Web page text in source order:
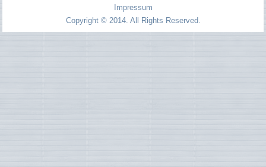
Impressum
Copyright © 2014. All Rights Reserved.